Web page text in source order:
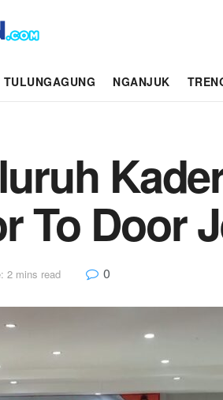
TULUNGAGUNG NGANJUK
To Door
2 mins read 0